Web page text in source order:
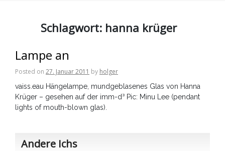
Schlagwort: hanna krüger
Lampe an
Posted on 27. Januar 2011 by holger
vaiss.eau Hängelampe, mundgeblasenes Glas von Hanna
Krüger – gesehen auf der imm-d³ Pic: Minu Lee (pendant
lights of mouth-blown glas).
Andere Ichs